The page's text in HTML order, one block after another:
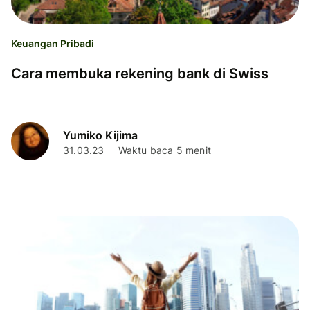
Keuangan Pribadi
Cara membuka rekening bank di Swiss
Yumiko Kijima
31.03.23 Waktu baca 5 menit